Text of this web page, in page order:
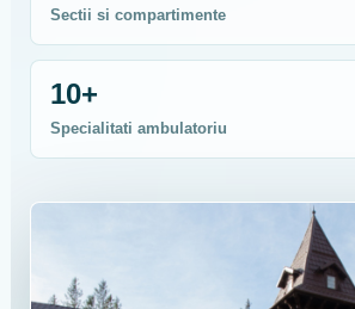
Sectii si compartimente
10+
Specialitati ambulatoriu